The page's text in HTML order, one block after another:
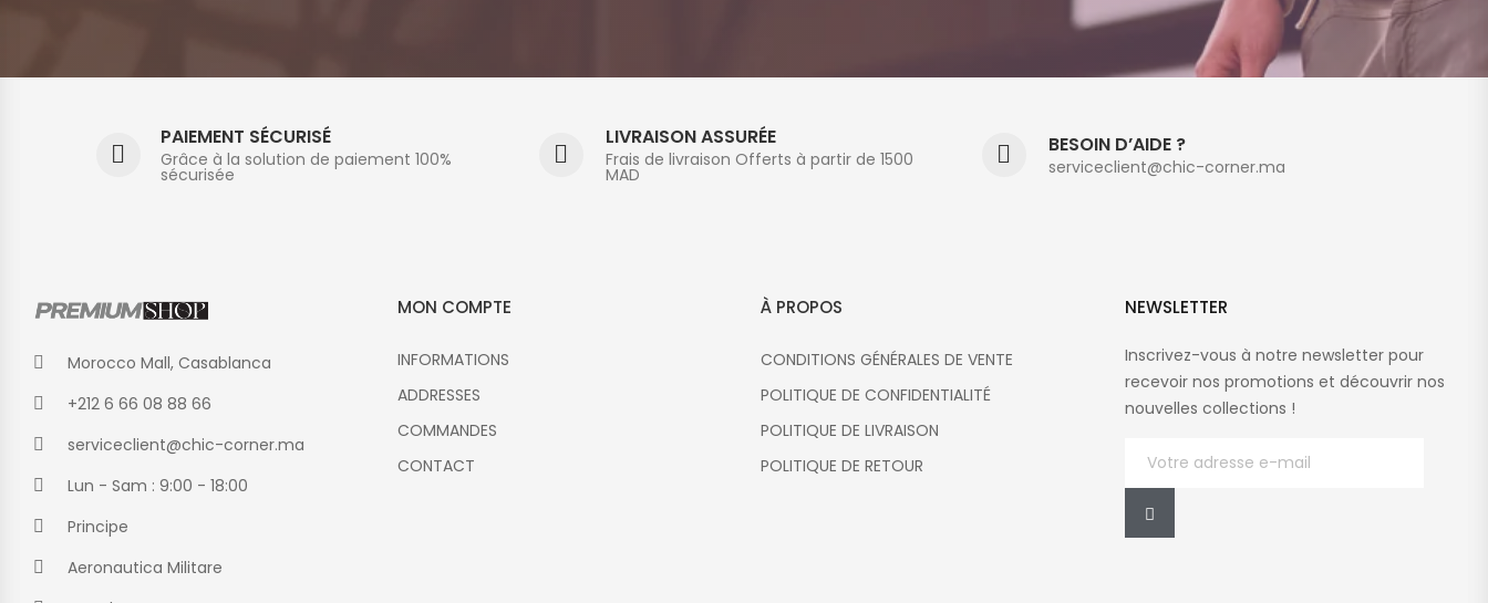
PAIEMENT SÉCURISÉ
Grâce à la solution de paiement 100%
sécurisée
LIVRAISON ASSURÉE
Frais de livraison Offerts à partir de 1500
MAD
BESOIN D’AIDE ?
serviceclient@chic-corner.ma
Morocco Mall, Casablanca
+212 6 66 08 88 66
serviceclient@chic-corner.ma
Lun - Sam : 9:00 - 18:00
Principe
Aeronautica Militare
MON COMPTE
INFORMATIONS
ADDRESSES
COMMANDES
CONTACT
À PROPOS
CONDITIONS GÉNÉRALES DE VENTE
POLITIQUE DE CONFIDENTIALITÉ
POLITIQUE DE LIVRAISON
POLITIQUE DE RETOUR
NEWSLETTER
Inscrivez-vous à notre newsletter pour
recevoir nos promotions et découvrir nos
nouvelles collections !